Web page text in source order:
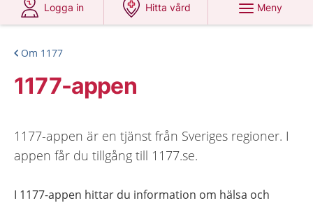
Logga in
Hitta vård
Meny
Om 1177
1177-appen
1177-appen är en tjänst från Sveriges regioner. I
appen får du tillgång till 1177.se.
I 1177-appen hittar du information om hälsa och